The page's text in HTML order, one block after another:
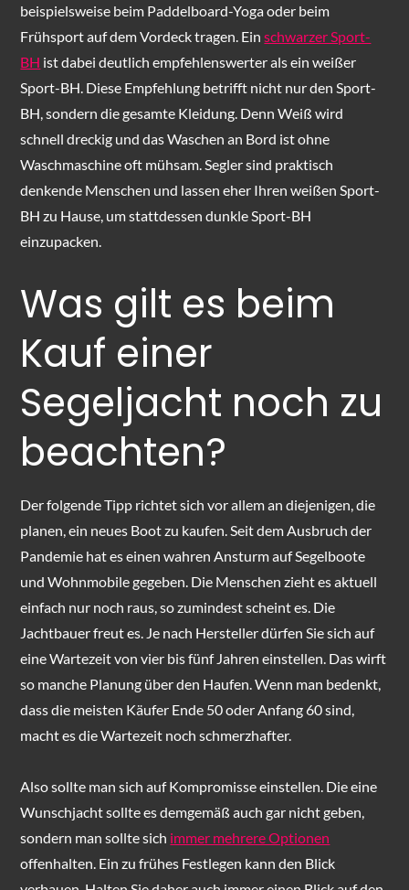
beispielsweise beim Paddelboard-Yoga oder beim
Frühsport auf dem Vordeck tragen. Einschwarzer Sport-
BH ist dabei deutlich empfehlenswerter als ein weißer
Sport-BH. Diese Empfehlung betrifft nicht nur den Sport-
BH, sondern die gesamte Kleidung. Denn Weiß wird
schnell dreckig und das Waschen an Bord ist ohne
Waschmaschine oft mühsam. Segler sind praktisch
denkende Menschen und lassen eher Ihren weißen Sport-
BH zu Hause, um stattdessen dunkle Sport-BH
einzupacken.
Was gilt es beim
Kauf einer
Segeljacht noch zu
beachten?
Der folgende Tipp richtet sich vor allem an diejenigen, die
planen, ein neues Boot zu kaufen. Seit dem Ausbruch der
Pandemie hat es einen wahren Ansturm auf Segelboote
und Wohnmobile gegeben. Die Menschen zieht es aktuell
einfach nur noch raus, so zumindest scheint es. Die
Jachtbauer freut es. Je nach Hersteller dürfen Sie sich auf
eine Wartezeit von vier bis fünf Jahren einstellen. Das wirft
so manche Planung über den Haufen. Wenn man bedenkt,
dass die meisten Käufer Ende 50 oder Anfang 60 sind,
macht es die Wartezeit noch schmerzhafter.
Also sollte man sich auf Kompromisse einstellen. Die eine
Wunschjacht sollte es demgemäß auch gar nicht geben,
sondern man sollte sich immer mehrere Optionen
offenhalten. Ein zu frühes Festlegen kann den Blick